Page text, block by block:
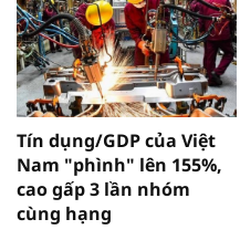
Tín dụng/GDP của Việt
Nam "phình" lên 155%,
cao gấp 3 lần nhóm
cùng hạng